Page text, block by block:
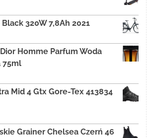
320W 7,8Ah 2021
Homme Parfum Woda
75ml
Mid 4 Gtx Gore-Tex 413834
Grainer Chelsea Czerń 46